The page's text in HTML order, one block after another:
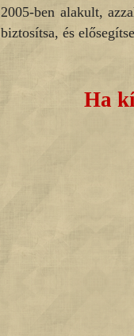
2005-ben alakult,
biztosítsa, és
Ha